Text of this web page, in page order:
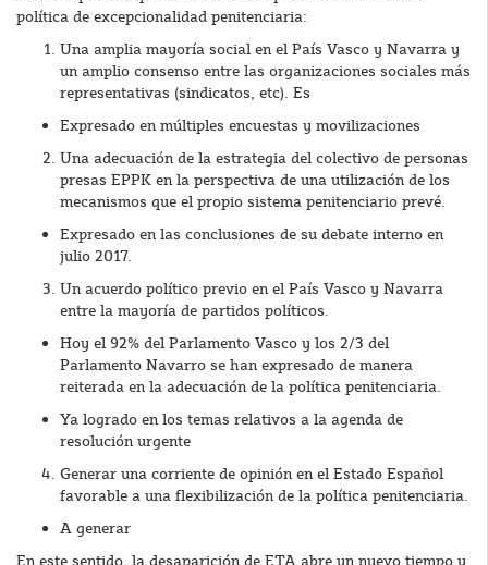
política de excepcionalidad penitenciaria:
Una amplia mayoría social en el País Vasco y Navarra y
un amplio consenso entre las organizaciones sociales más
representativas (sindicatos, etc). Es
Expresado en múltiples encuestas y movilizaciones
Una adecuación de la estrategia del colectivo de personas
presas EPPK en la perspectiva de una utilización de los
mecanismos que el propio sistema penitenciario prevé.
Expresado en las conclusiones de su debate interno en
julio 2017.
Un acuerdo político previo en el País Vasco y Navarra
entre la mayoría de partidos políticos.
Hoy el 92% del Parlamento Vasco y los 2/3 del
Parlamento Navarro se han expresado de manera
reiterada en la adecuación de la política penitenciaria.
Ya logrado en los temas relativos a la agenda de
resolución urgente
Generar una corriente de opinión en el Estado Español
favorable a una flexibilización de la política penitenciaria.
A generar